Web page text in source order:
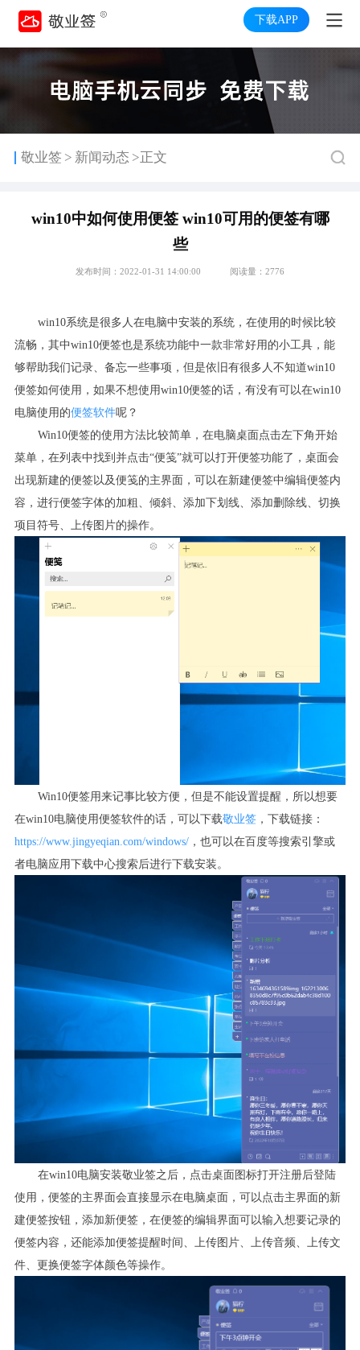
下载APP
敬业签 > 新闻动态 >正文
win10中如何使用便签 win10可用的便签有哪
些
发布时间：2022-01-31 14:00:00 阅读量：2776
win10系统是很多人在电脑中安装的系统，在使用的时候比较
流畅，其中win10便签也是系统功能中一款非常好用的小工具，能
够帮助我们记录、备忘一些事项，但是依旧有很多人不知道win10
便签如何使用，如果不想使用win10便签的话，有没有可以在win10
电脑使用的便签软件呢？
Win10便签的使用方法比较简单，在电脑桌面点击左下角开始
菜单，在列表中找到并点击“便笺”就可以打开便签功能了，桌面会
出现新建的便签以及便笺的主界面，可以在新建便签中编辑便签内
容，进行便签字体的加粗、倾斜、添加下划线、添加删除线、切换
项目符号、上传图片的操作。
Win10便签用来记事比较方便，但是不能设置提醒，所以想要
在win10电脑使用便签软件的话，可以下载敬业签，下载链接：
https://www.jingyeqian.com/windows/，也可以在百度等搜索引擎或
者电脑应用下载中心搜索后进行下载安装。
在win10电脑安装敬业签之后，点击桌面图标打开注册后登陆
使用，便签的主界面会直接显示在电脑桌面，可以点击主界面的新
建便签按钮，添加新便签，在便签的编辑界面可以输入想要记录的
便签内容，还能添加便签提醒时间、上传图片、上传音频、上传文
件、更换便签字体颜色等操作。